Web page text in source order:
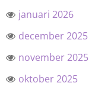
januari 2026
december 2025
november 2025
oktober 2025